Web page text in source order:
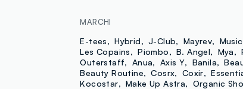
MARCHI
E-tees Hybrid J-Club Mayrev
Les Copains
Piombo B. Angel Mya
Outerstaff
Anua Axis Y Banila
Beauty Routine
Cosrx Coxir
Kocostar
Make Up Astra Organic